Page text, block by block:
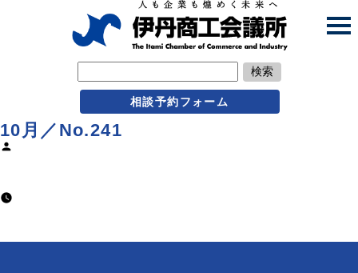
検索
相談予約フォーム
10月／No.241